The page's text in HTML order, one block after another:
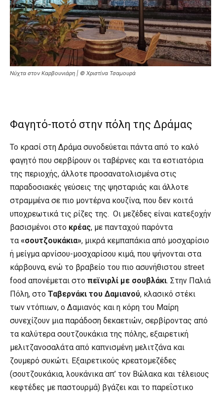
Νύχτα στον Καρβουνιάρη | © Χριστίνα Τσαμουρά
Φαγητό-ποτό στην πόλη της Δράμας
Το κρασί στη Δράμα συνοδεύεται πάντα από το καλό
φαγητό που σερβίρουν οι ταβέρνες και τα εστιατόρια
της περιοχής, άλλοτε προσανατολισμένα στις
παραδοσιακές γεύσεις της ψησταριάς και άλλοτε
στραμμένα σε πιο μοντέρνα κουζίνα, που δεν κοιτά
υποχρεωτικά τις ρίζες της. Οι μεζέδες είναι κατεξοχήν
βασισμένοι στο κρέας, με πανταχού παρόντα
τα «σουτζουκάκια», μικρά κεμπαπάκια από μοσχαρίσιο
ή μείγμα αρνίσου-μοσχαρίσου κιμά, που ψήνονται στα
κάρβουνα, ενώ το βραβείο του πιο ασυνήθιστου street
food απονέμεται στο πεϊνιρλί με σουβλάκι. Στην Παλιά
Πόλη, στο Ταβερνάκι του Δαμιανού, κλασικό στέκι
των ντόπιων, ο Δαμιανός και η κόρη του Μαίρη
συνεχίζουν μια παράδοση δεκαετιών, σερβίροντας από
τα καλύτερα σουτζουκάκια της πόλης, εξαιρετική
μελιτζανοσαλάτα από καπνισμένη μελιτζάνα και
ζουμερό συκώτι. Εξαιρετικούς κρεατομεζέδες
(σουτζουκάκια, λουκάνικα απ’ τον Βώλακα και τέλειους
κεφτέδες με παστουρμά) βγάζει και το παρεΐστικο